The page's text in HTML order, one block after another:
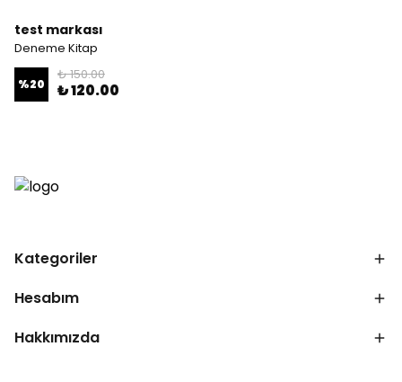
test markası
Deneme Kitap
%20
₺ 150.00
₺ 120.00
Kategoriler
Hesabım
Hakkımızda